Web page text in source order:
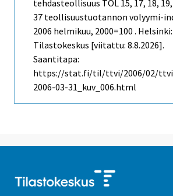
tehdasteollisuus TOL 15, 17, 18, 19,
37 teollisuustuotannon volyymi-
2006 helmikuu, 2000=100 . Helsinki:
Tilastokeskus [viitattu: 8.8.2026].
Saantitapa:
https://stat.fi/til/ttvi/2006/02/
2006-03-31_kuv_006.html